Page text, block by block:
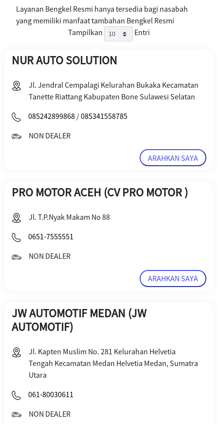
Layanan Bengkel Resmi hanya tersedia bagi nasabah
yang memiliki manfaat tambahan Bengkel Resmi
Tampilkan
Entri
NUR AUTO SOLUTION
Jl. Jendral Cempalagi Kelurahan Bukaka Kecamatan
Tanette Riattang Kabupaten Bone Sulawesi Selatan
085242899868 /085341558785
NON DEALER
ARAHKAN SAYA
PRO MOTOR ACEH (CV PRO MOTOR )
Jl. T.P.Nyak Makam No 88
0651-7555551
NON DEALER
ARAHKAN SAYA
JW AUTOMOTIF MEDAN (JW
AUTOMOTIF)
Jl. Kapten Muslim No. 281 Kelurahan Helvetia
Tengah Kecamatan Medan Helvetia Medan, Sumatra
Utara
061-80030611
NON DEALER